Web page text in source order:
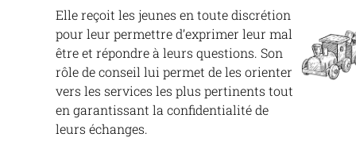
Elle reçoit les jeunes en toute discrétion
pour leur permettred’exprimer leur mal
être et répondre à leurs questions. Son
rôle de conseil lui permet de les orienter
vers les services les plus pertinents tout
en garantissant la confidentialité de
leurs échanges.